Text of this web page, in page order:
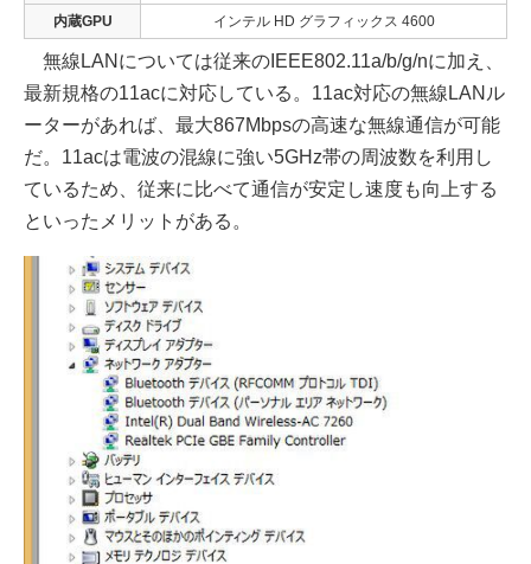
内蔵GPU インテル HD グラフィックス 4600
無線LANについては従来のIEEE802.11a/b/g/nに加え、
最新規格の11acに対応している。11ac対応の無線LANル
ーターがあれば、最大867Mbpsの高速な無線通信が可能
だ。11acは電波の混線に強い5GHz帯の周波数を利用し
ているため、従来に比べて通信が安定し速度も向上する
といったメリットがある。